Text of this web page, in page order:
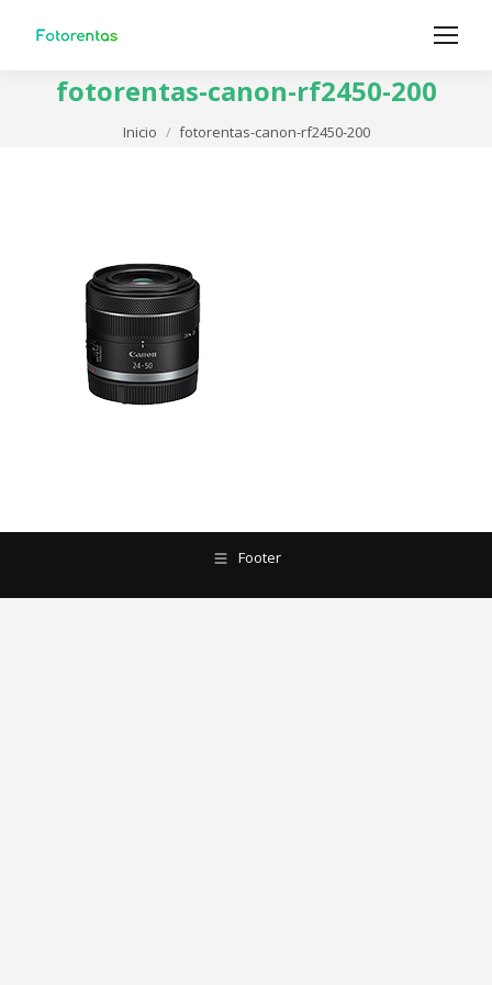
fotorentas-canon-rf2450-200
Estás aquí:
Inicio fotorentas-canon-rf2450-200
Footer